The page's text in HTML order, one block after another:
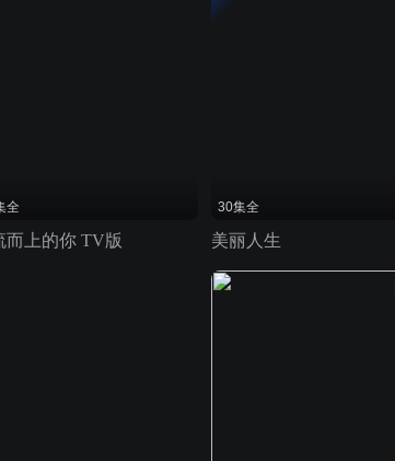
全
而上的你 TV版
30集全
美丽人生